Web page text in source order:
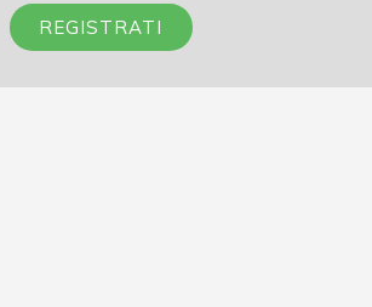
REGISTRATI